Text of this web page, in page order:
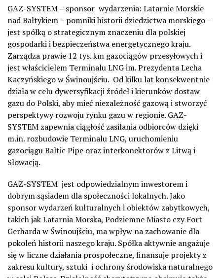
GAZ-SYSTEM – sponsor wydarzenia: Latarnie Morskie
nad Bałtykiem – pomniki historii dziedzictwa morskiego–
jest spółką o strategicznym znaczeniu dla polskiej
gospodarki i bezpieczeństwa energetycznego kraju.
Zarządza prawie 12 tys. km gazociągów przesyłowych i
jest właścicielem Terminalu LNG im. Prezydenta Lecha
Kaczyńskiego w Świnoujściu. Od kilku lat konsekwentnie
działa w celu dywersyfikacji źródeł i kierunków dostaw
gazu do Polski, aby mieć niezależność gazową i stworzyć
perspektywy rozwoju rynku gazu w regionie. GAZ-
SYSTEM zapewnia ciągłość zasilania odbiorców dzięki
m.in. rozbudowie Terminalu LNG, uruchomieniu
gazociąguBaltic Pipe oraz interkonektorów z Litwą i
Słowacją.
GAZ-SYSTEM jest odpowiedzialnym inwestorem i
dobrym sąsiadem dla społeczności lokalnych. Jako
sponsor wydarzeń kulturalnych i obiektów zabytkowych,
takich jak Latarnia Morska, Podziemne Miasto czy Fort
Gerharda w Świnoujściu, ma wpływ na zachowanie dla
pokoleń historii naszego kraju. Spółka aktywnie angażuje
się w liczne działania prospołeczne, finansuje projekty z
zakresu kultury, sztuki i ochrony środowiska naturalnego